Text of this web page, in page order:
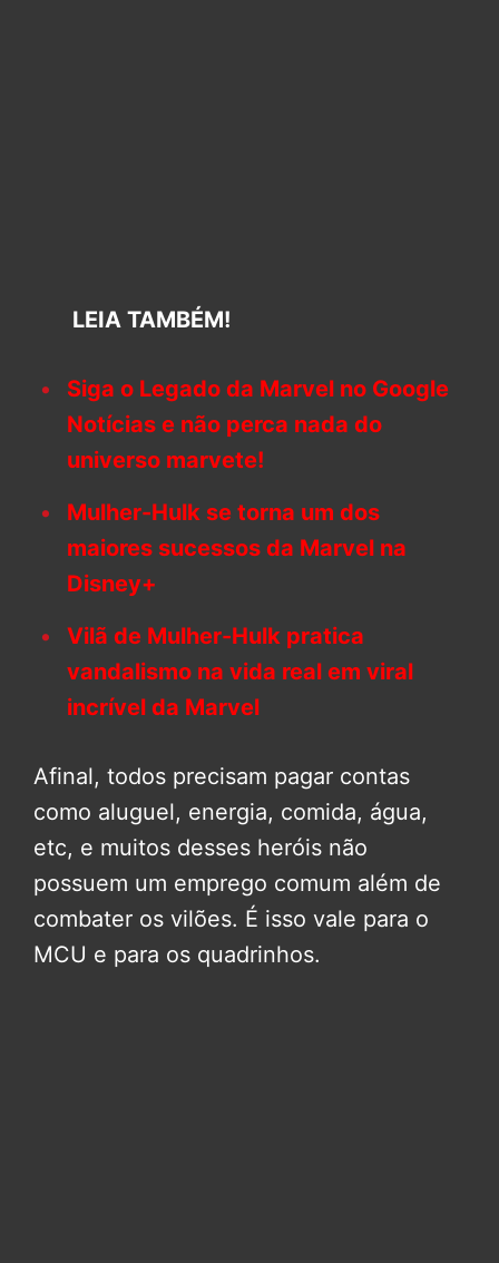
LEIA TAMBÉM!
Siga o Legado da Marvel no Google
Notícias e não perca nada do
universo marvete!
Mulher-Hulk se torna um dos
maiores sucessos da Marvel na
Disney+
Vilã de Mulher-Hulk pratica
vandalismo na vida real em viral
incrível da Marvel
Afinal, todos precisam pagar contas
como aluguel, energia, comida, água,
etc, e muitos desses heróis não
possuem um emprego comum além de
combater os vilões. É isso vale para o
MCU e para os quadrinhos.